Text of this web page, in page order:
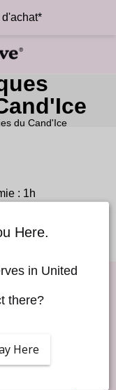
du Cand'Ice
: 1h
de 10% de
Here.
in United
there?
Here